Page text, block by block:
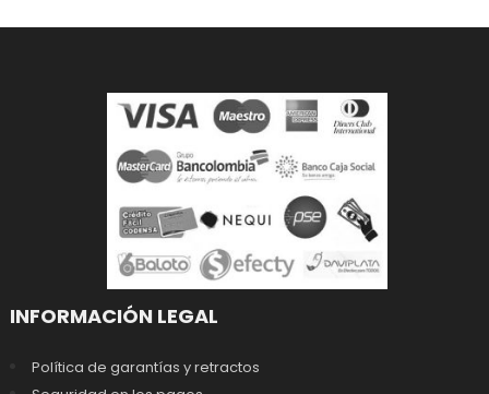
INFORMACIÓN LEGAL
Política de garantías y retractos